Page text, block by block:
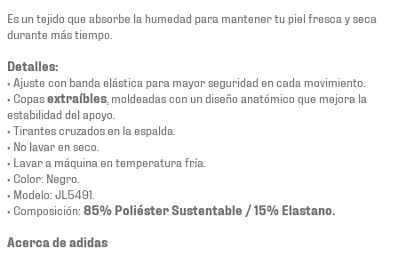
Es un tejido que absorbe la humedad para mantener tu piel fresca y seca
durante más tiempo.
Detalles:
• Ajuste con banda elástica para mayor seguridad en cada movimiento.
• Copasextraíbles , moldeadas con un diseño anatómico que mejora la
estabilidad del apoyo.
• Tirantes cruzados en la espalda.
• No lavar en seco.
• Lavar a máquina en temperatura fría.
• Color: Negro.
• Modelo: JL5491.
• Composición: 85% Poliéster Sustentable / 15% Elastano.
Acerca de adidas